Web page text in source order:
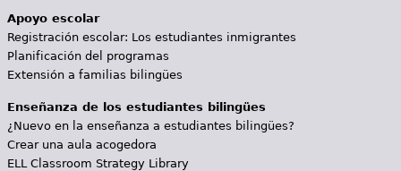
Apoyo escolar
Registración escolar: Los estudiantes inmigrantes
Planificación del programas
Extensión a familias bilingües
Enseñanza de los estudiantes bilingües
¿Nuevo en la enseñanza a estudiantes bilingües?
Crear una aula acogedora
ELL Classroom Strategy Library